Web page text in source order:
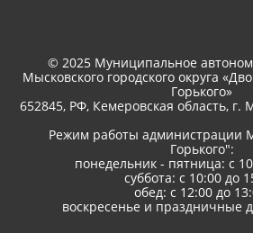
© 2025 Муниципальное
Мысковского городского округа
Горького»
652845, РФ, Кемеровская область, г.
Режим работы
Горького":
понедельник - пятница: с
суббота: с 10:00 до
обед: с 12:00 до
воскресенье и праздничные